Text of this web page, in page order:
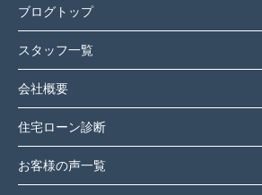
ブログトップ
スタッフ一覧
会社概要
住宅ローン診断
お客様の声一覧